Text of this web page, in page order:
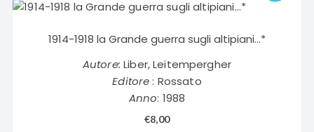
1914-1918 la Grande guerra sugli altipiani…*
Autore: Liber, Leitempergher
Editore: Rossato
Anno: 1988
€8,00